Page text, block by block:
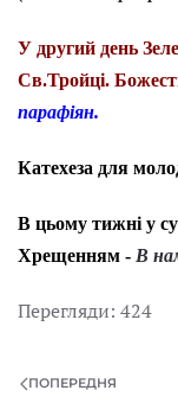
У другий день
Св.Тройці.
парафіян.
Катехеза для
В цьому тижні у
Хрещенням - В
Перегляди: 424
ПОПЕРЕДНЯ